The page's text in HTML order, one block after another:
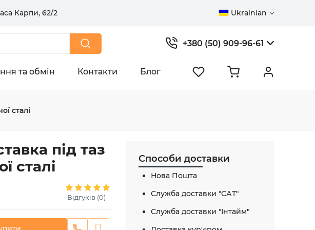
Карпи, 62/2 Ukrainian
+380 (50) 909-96-61
та обмін Контакти Блог
сталі
під таз
сталі
Відгуків (0)
Способи доставки
Нова Пошта
Служба доставки "САТ"
Служба доставки "Інтайм"